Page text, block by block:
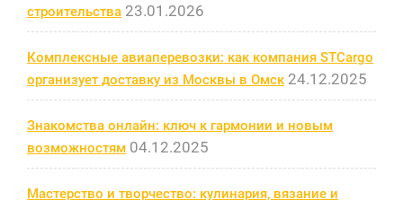
строительства 23.01.2026
Комплексные авиаперевозки: как компания STCargo
организует доставку из Москвы в Омск 24.12.2025
Знакомства онлайн: ключ к гармонии и новым
возможностям 04.12.2025
Мастерство и творчество: кулинария, вязание и